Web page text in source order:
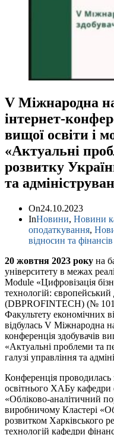
V Міжнародна
інтернет-
вищої освіти і
«Актуальні
розвитку
та
On24.10.2023
InНовини, Новини
оподаткування,
відносин та фінансів
20 жовтня 2023 року на
університету в межах
Module «Цифровізація
технологій: європейський
(DBPROFINTECH) (№
Факультету економічних
відбулась V Міжнародна
конференція здобувачів
«Актуальні проблеми та
галузі управління та
Конференція проводилась
освітнього ХАБу кафедри
«Обліково-аналітичний
виробничому Кластері
розвитком Харківського
технологій кафедри